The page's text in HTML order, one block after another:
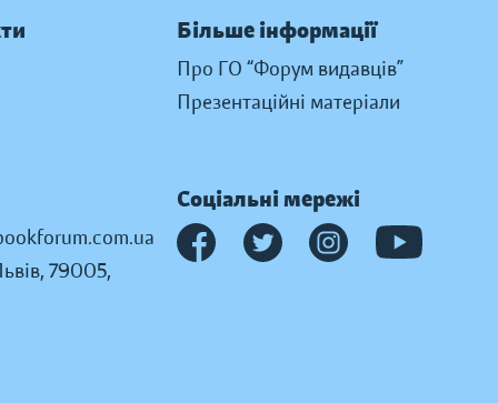
Більше інформації
Про ГО “Форум видавців”
Презентаційні матеріали
79005,
Соціальні мережі